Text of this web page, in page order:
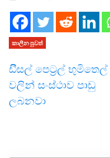
කාලීන පුවත්
ඩිීසල් පෙට්‍රල් භුමිතෙල්
වලින් සංස්ථාව පාඩු
ලබනවා